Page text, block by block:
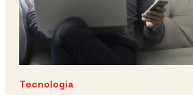
Tecnología